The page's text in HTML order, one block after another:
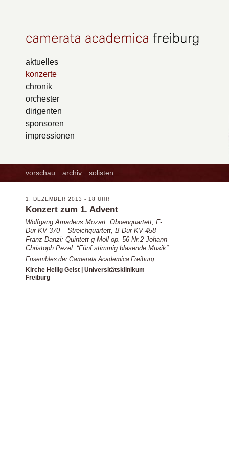
aktuelles
konzerte
chronik
orchester
dirigenten
sponsoren
impressionen
vorschau archiv solisten
1. DEZEMBER 2013 - 18 UHR
Konzert zum 1. Advent
Wolfgang Amadeus Mozart: Oboenquartett, F-
Dur KV 370 – Streichquartett, B-Dur KV 458
Franz Danzi: Quintett g-Moll op. 56 Nr.2 Johann
Christoph Pezel: “Fünf stimmig blasende Musik”
Ensembles der Camerata Academica Freiburg
Kirche Heilig Geist | Universitätsklinikum
Freiburg